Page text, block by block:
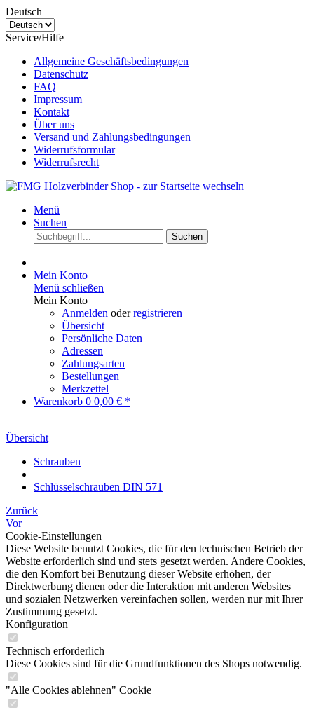
Deutsch
Service/Hilfe
Allgemeine Geschäftsbedingungen
Datenschutz
FAQ
Impressum
Kontakt
Über uns
Versand und Zahlungsbedingungen
Widerrufsformular
Widerrufsrecht
Menü
Suchen
Suchen
Mein Konto
Menü schließen
Mein Konto
Anmelden oderregistrieren
Übersicht
Persönliche Daten
Adressen
Zahlungsarten
Bestellungen
Merkzettel
Warenkorb 0 0,00 € *
Übersicht
Schrauben
Schlüsselschrauben DIN 571
Zurück
Vor
Cookie-Einstellungen
Diese Website benutzt Cookies, die für den technischen Betrieb der
Website erforderlich sind und stets gesetzt werden. Andere Cookies,
die den Komfort bei Benutzung dieser Website erhöhen, der
Direktwerbung dienen oder die Interaktion mit anderen Websites
und sozialen Netzwerken vereinfachen sollen, werden nur mit Ihrer
Zustimmung gesetzt.
Konfiguration
Technisch erforderlich
Diese Cookies sind für die Grundfunktionen des Shops notwendig.
"Alle Cookies ablehnen" Cookie